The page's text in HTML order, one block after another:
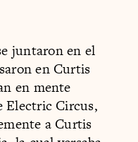
juntaron en el
en Curtis
en mente
Electric Circus,
a Curtis